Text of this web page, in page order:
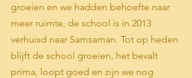
groeien en we hadden behoefte naar
meer ruimte, de school is in 2013
verhuisd naar Samsaman. Tot op heden
blijft de school groeien, het bevalt
prima, loopt goed en zijn we nog